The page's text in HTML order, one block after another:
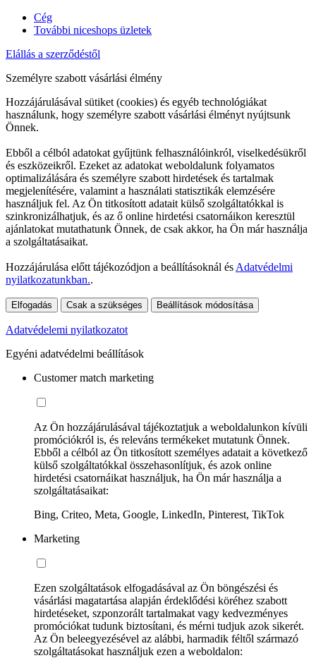
Cég
További niceshops üzletek
Elállás a szerződéstől
Személyre szabott vásárlási élmény
Hozzájárulásával sütiket (cookies) és egyéb technológiákat
használunk, hogy személyre szabott vásárlási élményt nyújtsunk
Önnek.
Ebből a célból adatokat gyűjtünk felhasználóinkról, viselkedésükről
és eszközeikről. Ezeket az adatokat weboldalunk folyamatos
optimalizálására és személyre szabott hirdetések és tartalmak
megjelenítésére, valamint a használati statisztikák elemzésére
használjuk fel. Az Ön titkosított adatait külső szolgáltatókkal is
szinkronizálhatjuk, és az ő online hirdetési csatornáikon keresztül
ajánlatokat mutathatunk Önnek, de csak akkor, ha Ön már használja
a szolgáltatásaikat.
Hozzájárulása előtt tájékozódjon a beállításoknál és Adatvédelmi
nyilatkozatunkban..
Elfogadás Csak a szükséges Beállítások módosítása
Adatvédelemi nyilatkozatot
Egyéni adatvédelmi beállítások
Customer match marketing
Az Ön hozzájárulásával tájékoztatjuk a weboldalunkon kívüli
promóciókról is, és releváns termékeket mutatunk Önnek.
Ebből a célból az Ön titkosított személyes adatait a következő
külső szolgáltatókkal összehasonlítjuk, és azok online
hirdetési csatornáikat használjuk, ha Ön már használja a
szolgáltatásaikat:
Bing, Criteo, Meta, Google, LinkedIn, Pinterest, TikTok
Marketing
Ezen szolgáltatások elfogadásával az Ön böngészési és
vásárlási magatartása alapján érdeklődési köréhez szabott
hirdetéseket, szponzorált tartalmakat vagy kedvezményes
promóciókat tudunk biztosítani, és mérni tudjuk azok sikerét.
Az Ön beleegyezésével az alábbi, harmadik féltől származó
szolgáltatásokat használjuk ezen a weboldalon: